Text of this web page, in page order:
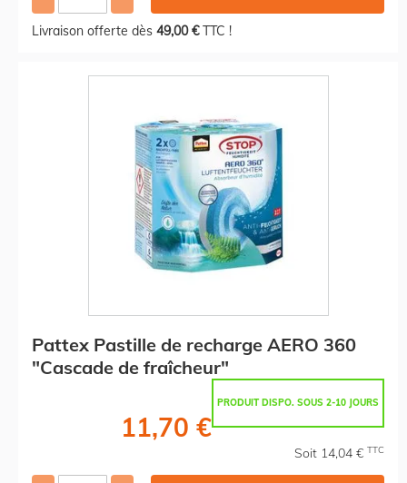
Livraison offerte dès 49,00 €TTC !
Pattex Pastille de recharge AERO 360
"Cascade de fraîcheur"
PRODUIT DISPO. SOUS 2-10 JOURS
11,70 €
Soit 14,04 € TTC